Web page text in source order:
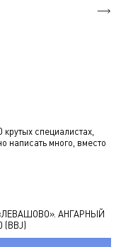
специалистах,
написать много, вместо
АНГАРНЫЙ
(BBJ)